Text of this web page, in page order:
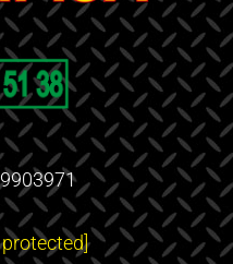
protected]